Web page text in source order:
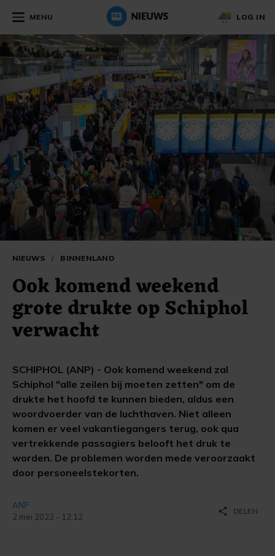
MENU LOG IN
NIEUWS / BINNENLAND
Ook komend weekend
grote drukte op Schiphol
verwacht
SCHIPHOL (ANP) - Ook komend weekend zal
Schiphol "alle zeilen bij moeten zetten" om de
drukte het hoofd te kunnen bieden, aldus een
woordvoerder van de luchthaven. Niet alleen
komen er veel vakantiegangers terug, ook qua
vertrekkende passagiers belooft het druk te
worden. De problemen worden mede veroorzaakt
door personeelstekorten.
ANP
2 mei 2022 - 12:12
share DELEN